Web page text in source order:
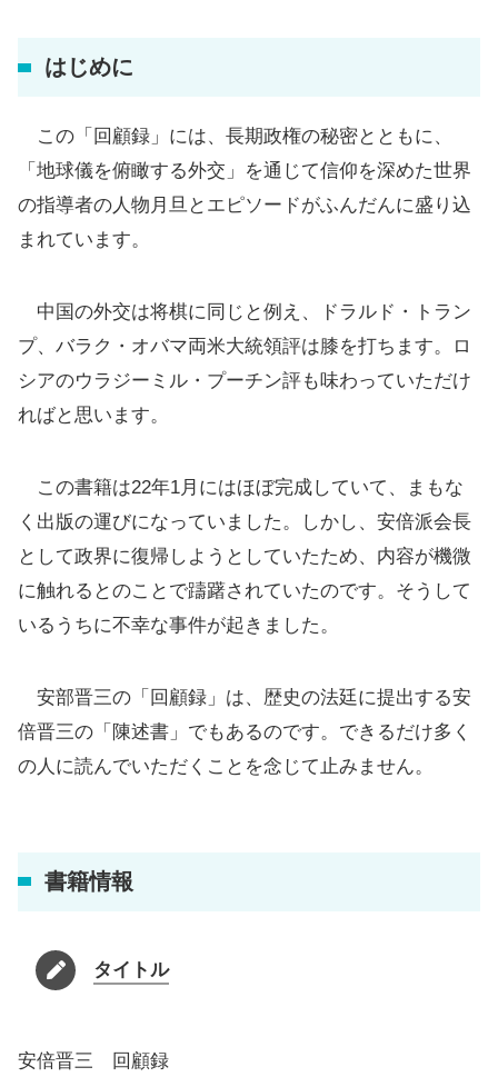
はじめに
この「回顧録」には、長期政権の秘密とともに、
「地球儀を俯瞰する外交」を通じて信仰を深めた世界
の指導者の人物月旦とエピソードがふんだんに盛り込
まれています。
中国の外交は将棋に同じと例え、ドラルド・トラン
プ、バラク・オバマ両米大統領評は膝を打ちます。ロ
シアのウラジーミル・プーチン評も味わっていただけ
ればと思います。
この書籍は22年1月にはほぼ完成していて、まもな
く出版の運びになっていました。しかし、安倍派会長
として政界に復帰しようとしていたため、内容が機微
に触れるとのことで躊躇されていたのです。そうして
いるうちに不幸な事件が起きました。
安部晋三の「回顧録」は、歴史の法廷に提出する安
倍晋三の「陳述書」でもあるのです。できるだけ多く
の人に読んでいただくことを念じて止みません。
書籍情報
タイトル
安倍晋三 回顧録